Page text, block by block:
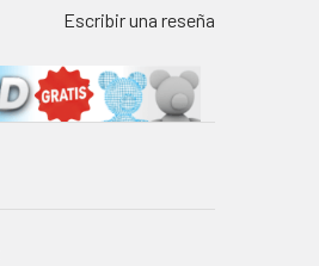
Escribir una reseña